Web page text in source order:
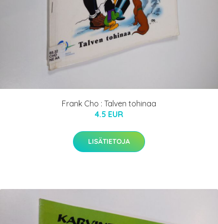
Frank Cho : Talven tohinaa
4.5 EUR
LISÄTIETOJA